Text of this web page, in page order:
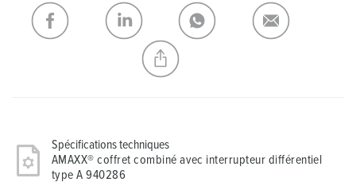
Ma liste AJOUTER
CRÉER UNE NOUVELLE LISTE
Spécifications techniques
AMAXX® coffret combiné avec interrupteur différentiel
type A 940286